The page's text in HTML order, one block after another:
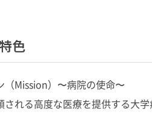
色
Mission）〜病院の使命〜
される高度な医療を提供する大